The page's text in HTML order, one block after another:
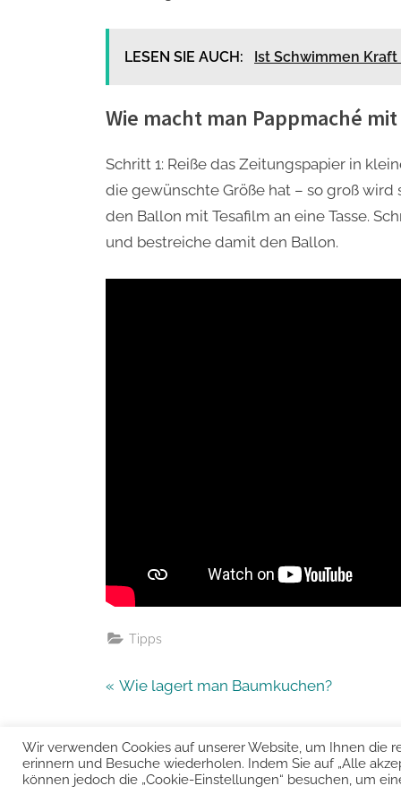
LESEN SIE AUCH: Ist Schwimmen
Wie macht man Pappmaché
Schritt 1: Reiße das Zeitungspapier in
die gewünschte Größe hat – so groß
den Ballon mit Tesafilm an eine Tasse.
und bestreiche damit den Ballon.
Tipps
Beitragsnavigation
P
v
i
Wie lagert man Baumkuchen?
Wir verwenden Cookies auf unserer Website, um Ihnen die
erinnern und Besuche wiederholen. Indem Sie auf „Alle
können jedoch die „Cookie-Einstellungen“ besuchen, um